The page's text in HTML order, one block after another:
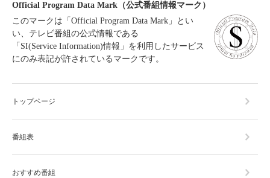
Official Program Data Mark（公式番組情報マーク）
このマークは「Official Program Data Mark」とい
い、テレビ番組の公式情報である
「SI(Service Information)情報」を利用したサービス
にのみ表記が許されているマークです。
トップページ
番組表
おすすめ番組